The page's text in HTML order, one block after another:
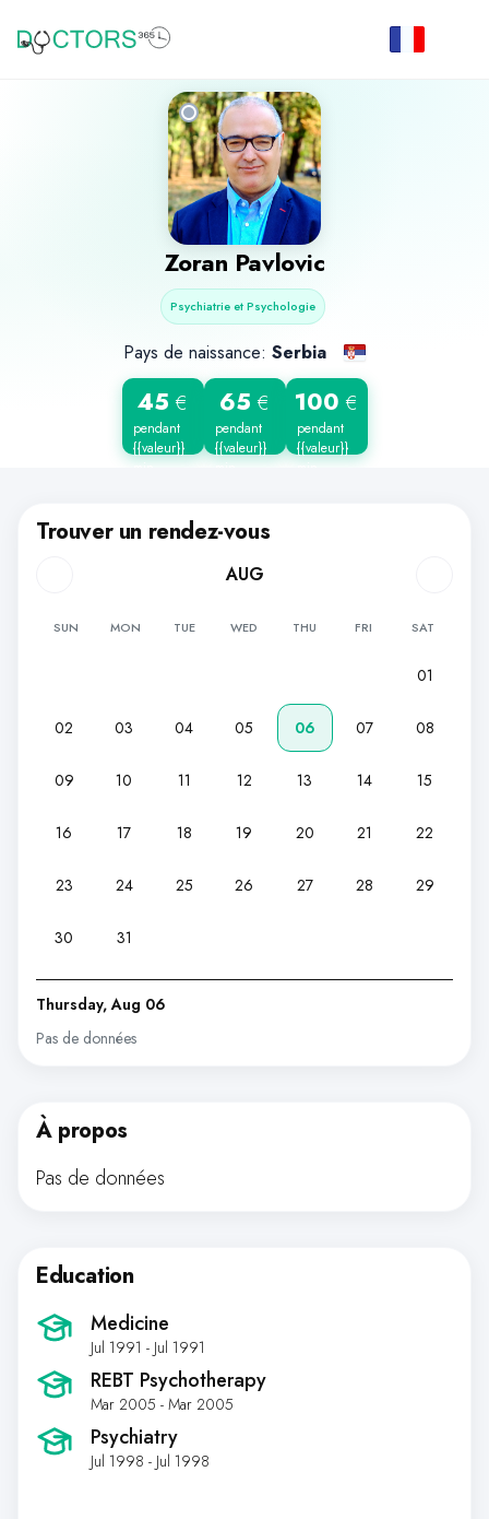
Zoran Pavlovic
Psychiatrie et Psychologie
Pays de naissance: Serbia
45 €
pendant
{{valeur}}
min
65 €
pendant
{{valeur}}
min
100 €
pendant
{{valeur}}
min
Trouver un rendez-vous
AUG
SUN MON TUE WED THU FRI SAT
01
02 03 04 05 06 07 08
09 10 11 12 13 14 15
16 17 18 19 20 21 22
23 24 25 26 27 28 29
30 31
Thursday, Aug 06
Pas de données
À propos
Pas de données
Education
Medicine
Jul 1991 - Jul 1991
REBT Psychotherapy
Mar 2005 - Mar 2005
Psychiatry
Jul 1998 - Jul 1998